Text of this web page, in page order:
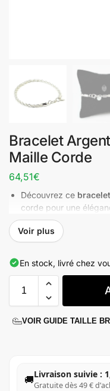
Bracelet
Maille Corde
64,51€
Découvrez ce
corde pour une
original pour les
bracelet léger et
sophistication à
finesse et qualité,
Livraison gratuite
Taille : 20cm
Voir plus
En stock, livré chez
VOIR GUIDE TAILLE
🚚Livraison suivie :
Gratuite dès 49 €